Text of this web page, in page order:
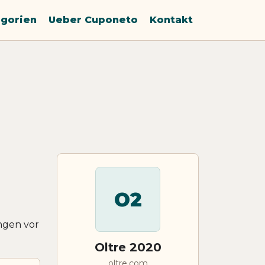
Ueber Cuponeto Kontakt
vor
O2
Oltre 2020